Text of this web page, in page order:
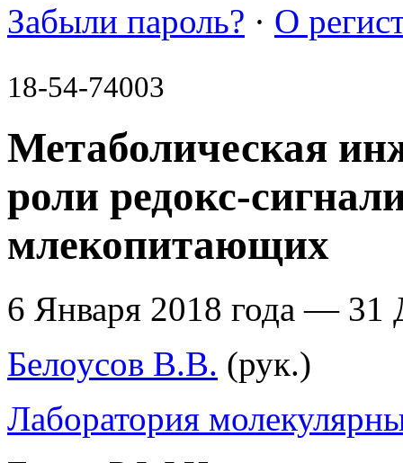
Забыли пароль? · О
18-54-74003
Метаболическая
роли редокс-
млекопитающих
6 Января 2018 года — 31
Белоусов В.В. (рук.)
Лаборатория